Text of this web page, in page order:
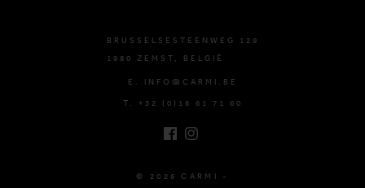
BRUSSELSESTEENWEG 129
1980 ZEMST, BELGIË
E. INFO@CARMI.BE
T. +32 (0)16 61 71 60
© 2026 CARMI -